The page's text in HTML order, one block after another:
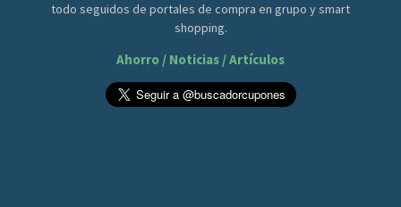
todo seguidos de portales de compra en grupo y smart
shopping.
Ahorro / Noticias / Artículos